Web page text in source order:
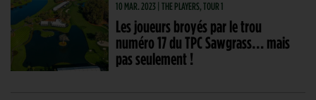
10 MAR. 2023 | THE PLAYERS, TOUR 1
Les joueurs broyés par le trou
numéro 17 du TPC Sawgrass… mais
pas seulement !